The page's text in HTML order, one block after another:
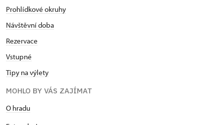
Prohlídkové okruhy
Návštěvní doba
Rezervace
Vstupné
Tipy na výlety
MOHLO BY VÁS ZAJÍMAT
O hradu